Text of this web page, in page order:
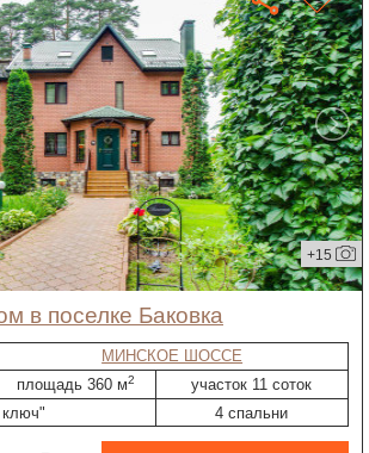
+15
в поселке Баковка
МИНСКОЕ ШОССЕ
площадь 360 м2
участок 11 соток
4 спальни